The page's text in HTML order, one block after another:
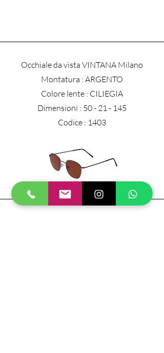
Occhiale da vista VINTANA Milano
​Montatura : ARGENTO
Colore lente : CILIEGIA
Dimensioni : 50 - 21 - 145
Codice : 1403